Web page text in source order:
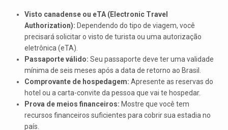
Visto canadense ou eTA (Electronic Travel
Authorization): Dependendo do tipo de viagem, você
precisará solicitar o visto de turista ou uma autorização
eletrônica (eTA).
Passaporte válido: Seu passaporte deve ter uma validade
mínima de seis meses após a data de retorno ao Brasil.
Comprovante de hospedagem: Apresente as reservas do
hotel ou a carta-convite da pessoa que vai te hospedar.
Prova de meios financeiros: Mostre que você tem
recursos financeiros suficientes para cobrir sua estadia no
país.